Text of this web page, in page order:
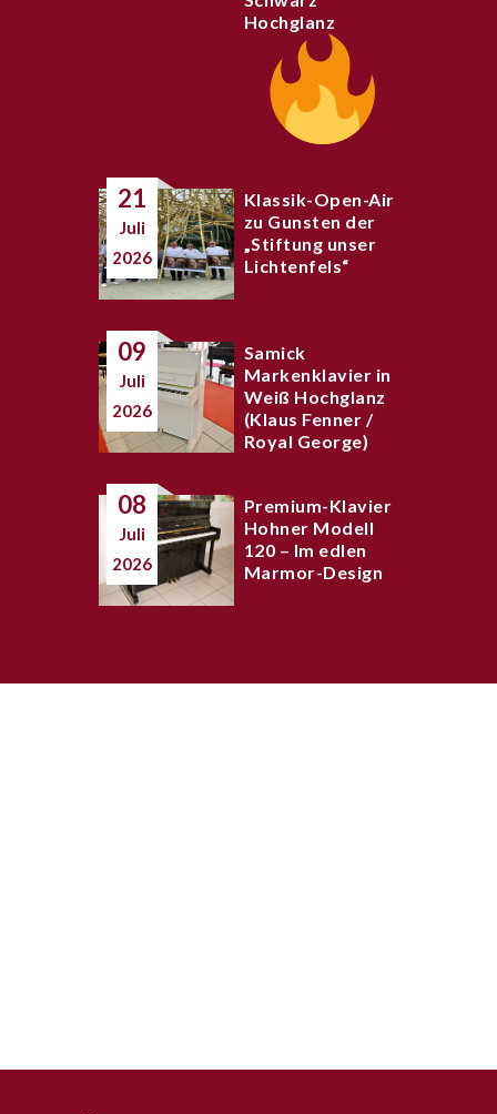
Hochglanz
21
Juli
2026
Klassik-Open-Air
zu Gunsten der
„Stiftung unser
Lichtenfels“
09
Juli
2026
Samick
Markenklavier in
Weiß Hochglanz
(Klaus Fenner /
Royal George)
08
Juli
2026
Premium-Klavier
Hohner Modell
120 – Im edlen
Marmor-Design